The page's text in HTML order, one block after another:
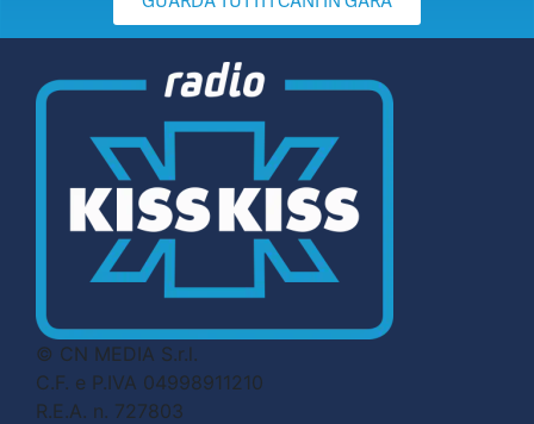
© CN MEDIA S.r.l.
C.F. e P.IVA 04998911210
R.E.A. n. 727803